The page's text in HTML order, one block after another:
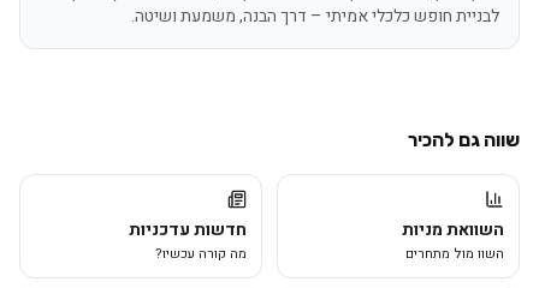
לבניית חופש כלכלי אמיתי – דרך הבנה, משמעת ושיטה.
שווה גם להכיר
השוואת מניות
השוו מול מתחרים
חדשות עדכניות
מה קורה עכשיו?